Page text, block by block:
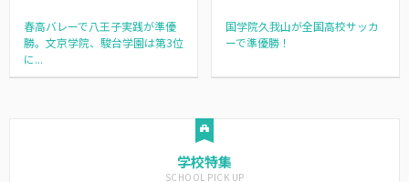
春高バレーで八王子実践が準優
勝。文京学院、駿台学園は第3位
に...
国学院久我山が全国高校サッカ
ーで準優勝！
学校特集